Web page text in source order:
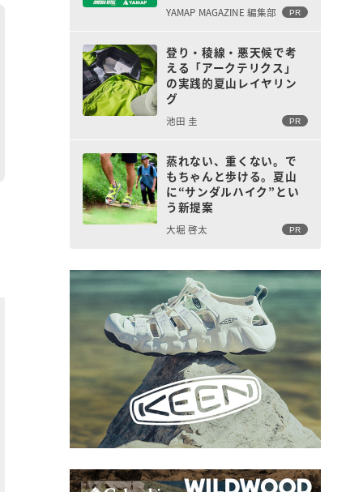
YAMAP MAGAZINE 編集部 PR
登り・稜線・悪天候で考
える「アークテリクス」
の実践的夏山レイヤリン
グ
池田 圭 PR
蒸れない、重くない。で
もちゃんと歩ける。夏山
に“サンダルハイク”とい
う新提案
大堀 啓太 PR